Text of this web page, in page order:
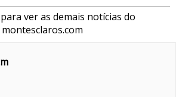
ver as demais notícias do
montesclaros.com